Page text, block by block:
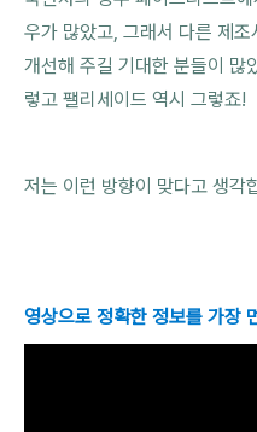
우가 많았고, 그래서 다른 제
개선해 주길 기대한 분들이 많
렇고 팰리세이드 역시 그렇죠!
저는 이런 방향이 맞다고 생각
영상으로 정확한 정보를 가장